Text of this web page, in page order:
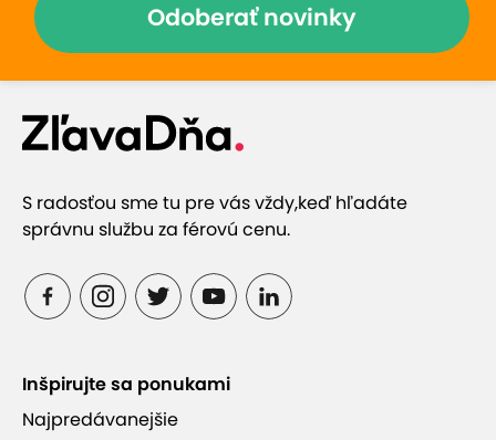
Odoberať novinky
S radosťou sme tu pre vás vždy,keď hľadáte
správnu službu za férovú cenu.
Inšpirujte sa ponukami
Najpredávanejšie